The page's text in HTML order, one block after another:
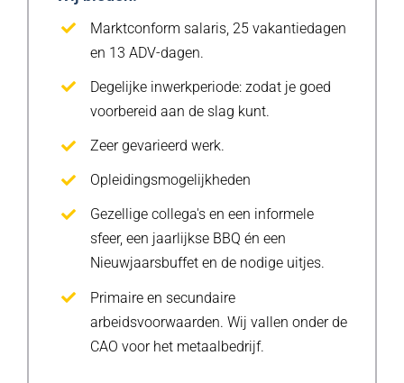
Marktconform salaris, 25 vakantiedagen
en 13 ADV-dagen.
Degelijke inwerkperiode: zodat je goed
voorbereid aan de slag kunt.
Zeer gevarieerd werk.
Opleidingsmogelijkheden
Gezellige collega's en een informele
sfeer, een jaarlijkse BBQ én een
Nieuwjaarsbuffet en de nodige uitjes.
Primaire en secundaire
arbeidsvoorwaarden. Wij vallen onder de
CAO voor het metaalbedrijf.